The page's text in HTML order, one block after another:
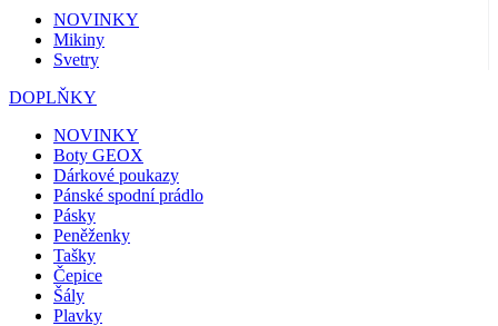
NOVINKY
Mikiny
Svetry
DOPLŇKY
NOVINKY
Boty GEOX
Dárkové poukazy
Pánské spodní prádlo
Pásky
Peněženky
Tašky
Čepice
Šály
Plavky